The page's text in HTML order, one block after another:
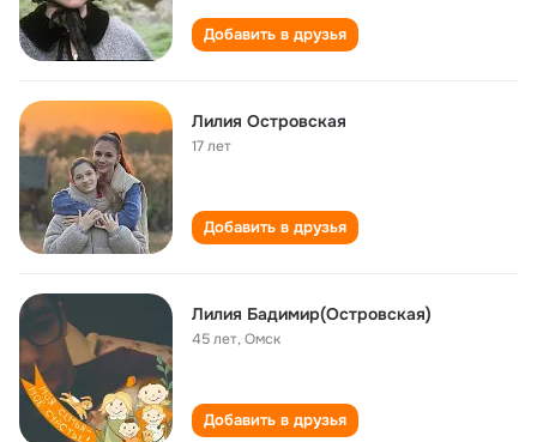
Добавить в друзья
Лилия Островская
17 лет
Добавить в друзья
Лилия Бадимир(Островская)
45 лет,Омск
Добавить в друзья